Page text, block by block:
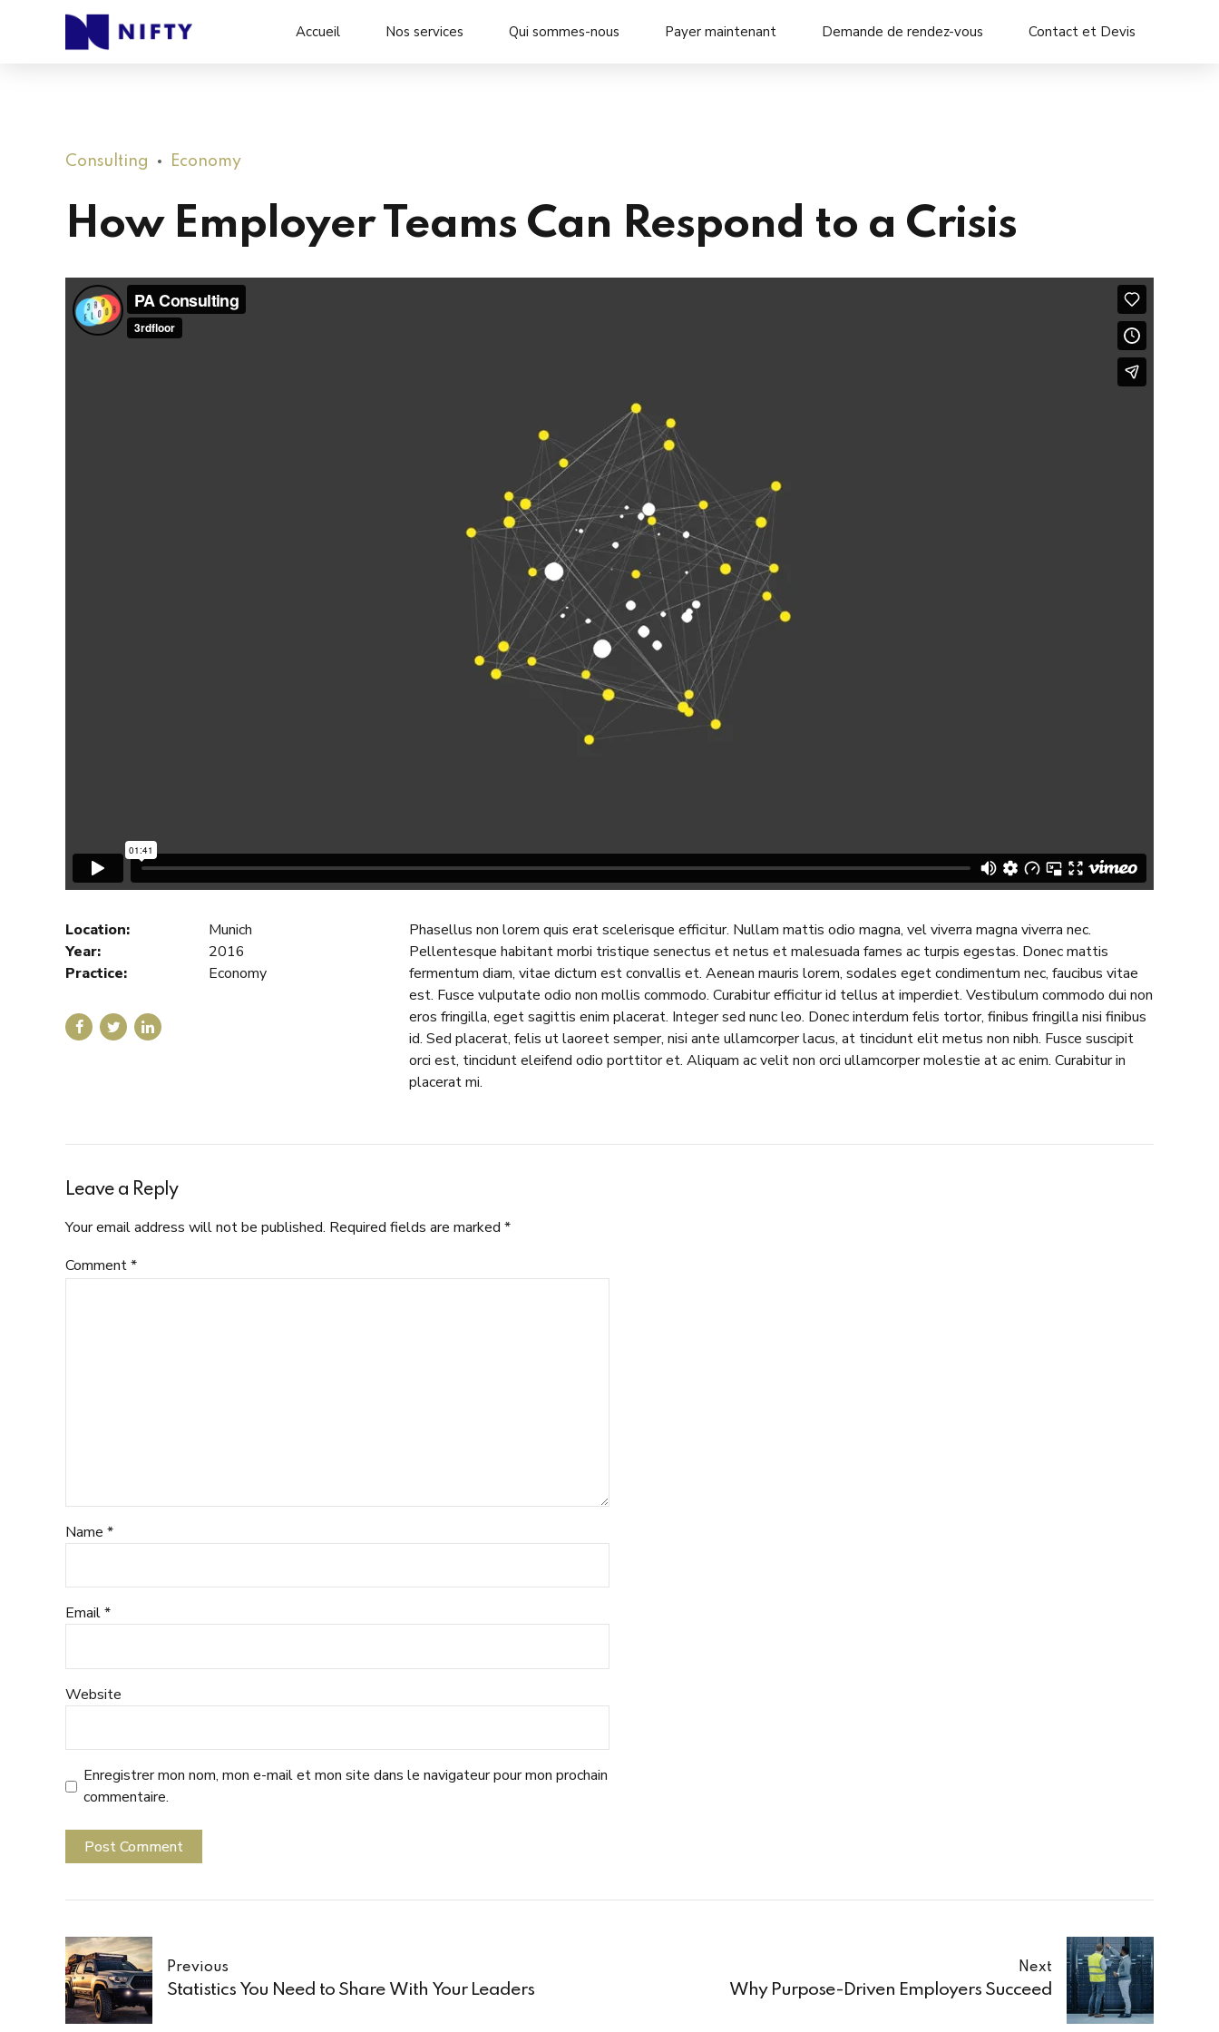
Accueil Nos services Qui sommes-nous Payer maintenant Demande de rendez-vous Contact et Devis
Consulting Economy
How Employer Teams Can Respond to a Crisis
Phasellus non lorem quis erat scelerisque efficitur. Nullam mattis odio magna, vel viverra magna viverra nec.
Pellentesque habitant morbi tristique senectus et netus et malesuada fames ac turpis egestas. Donec mattis
fermentum diam, vitae dictum est convallis et. Aenean mauris lorem, sodales eget condimentum nec, faucibus vitae
est. Fusce vulputate odio non mollis commodo. Curabitur efficitur id tellus at imperdiet. Vestibulum commodo dui non
eros fringilla, eget sagittis enim placerat. Integer sed nunc leo. Donec interdum felis tortor, finibus fringilla nisi finibus
id. Sed placerat, felis ut laoreet semper, nisi ante ullamcorper lacus, at tincidunt elit metus non nibh. Fusce suscipit
orci est, tincidunt eleifend odio porttitor et. Aliquam ac velit non orci ullamcorper molestie at ac enim. Curabitur in
placerat mi.
Location:
Munich
Year:
2016
Practice:
Economy
Leave a Reply
Your email address will not be published. Required fields are marked *
Comment*
Name *
Email *
Website
Enregistrer mon nom, mon e-mail et mon site dans le navigateur pour mon prochain
commentaire.
Post Comment
Previous
Statistics You Need to Share With Your Leaders
Next
Why Purpose-Driven Employers Succeed